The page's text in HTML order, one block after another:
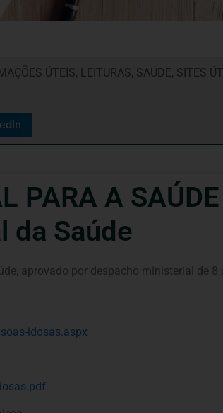
ÚTEIS, LEITURAS, SAÚDE, SITES
PARA A
da Saúde
aprovado por despacho ministerial de
idosas.aspx